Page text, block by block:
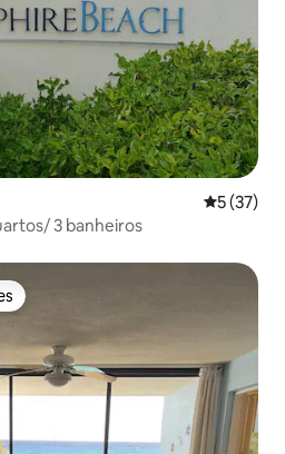
5 de uma
5 (37)
3 banheiros
dos hóspedes